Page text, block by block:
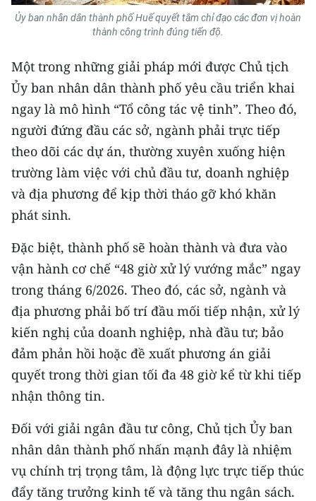
Ủy ban nhân dân thành phố Huế quyết tâm chỉ đạo các đơn vị hoàn
thành công trình đúng tiến độ.
Một trong những giải pháp mới được Chủ tịch
Ủy ban nhân dân thành phố yêu cầu triển khai
ngay là mô hình “Tổ công tác vệ tinh”. Theo đó,
người đứng đầu các sở, ngành phải trực tiếp
theo dõi các dự án, thường xuyên xuống hiện
trường làm việc với chủ đầu tư, doanh nghiệp
và địa phương để kịp thời tháo gỡ khó khăn
phát sinh.
Đặc biệt, thành phố sẽ hoàn thành và đưa vào
vận hành cơ chế “48 giờ xử lý vướng mắc” ngay
trong tháng 6/2026. Theo đó, các sở, ngành và
địa phương phải bố trí đầu mối tiếp nhận, xử lý
kiến nghị của doanh nghiệp, nhà đầu tư; bảo
đảm phản hồi hoặc đề xuất phương án giải
quyết trong thời gian tối đa 48 giờ kể từ khi tiếp
nhận thông tin.
Đối với giải ngân đầu tư công, Chủ tịch Ủy ban
nhân dân thành phố nhấn mạnh đây là nhiệm
vụ chính trị trọng tâm, là động lực trực tiếp thúc
đẩy tăng trưởng kinh tế và tăng thu ngân sách.